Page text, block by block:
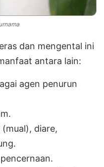
dan mengental ini
antara lain:
agen penurun
diare,